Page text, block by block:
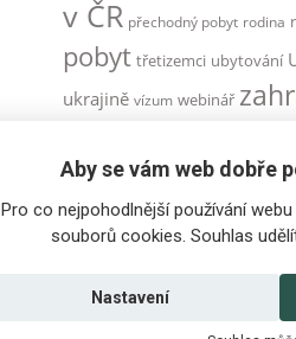
v ČR přechodný pobyt rodina
pobyt třetizemci ubytování
ukrajině vízum webinář
zaměstnanci
zaměstnávání
Česká republika
Aby se vám web dobře
Pro co nejpohodlnější používání
souborů cookies. Souhlas
Nastavení